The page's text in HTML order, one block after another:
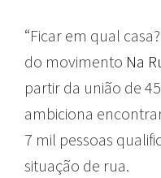
“Ficar em qual
do movimento Na
partir da união de
ambiciona
7 mil pessoas
situação de rua.